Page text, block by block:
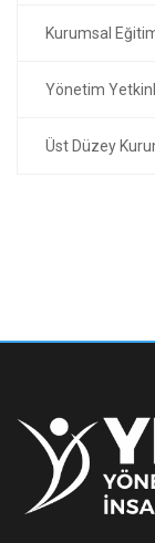
Kurumsal
Yönetim
Üst Düzey